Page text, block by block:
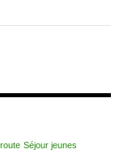
Séjour jeunes